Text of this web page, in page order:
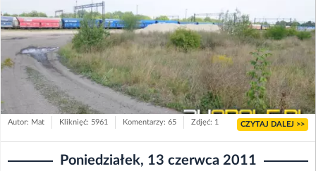
Autor: Mat Kliknięć: 5961 Komentarzy: 65 Zdjęć: 1 CZYTAJ DALEJ >>
Poniedziałek, 13 czerwca 2011